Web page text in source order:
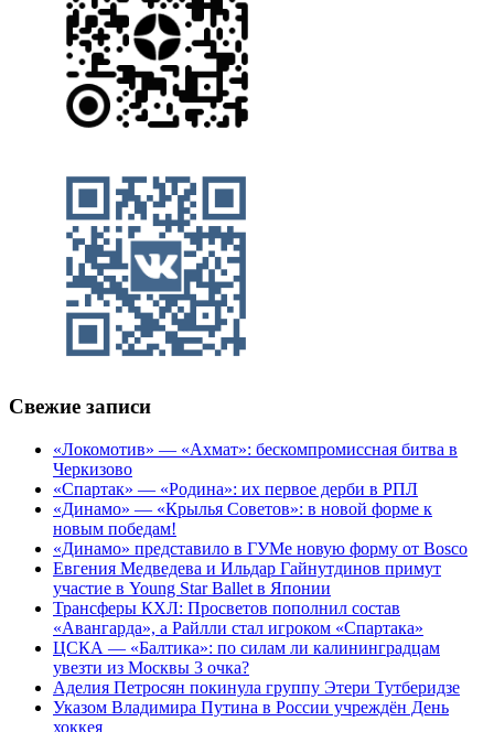
Свежие записи
«Локомотив» — «Ахмат»: бескомпромиссная битва в
Черкизово
«Спартак» — «Родина»: их первое дерби в РПЛ
«Динамо» — «Крылья Советов»: в новой форме к
новым победам!
«Динамо» представило в ГУМе новую форму от Bosco
Евгения Медведева и Ильдар Гайнутдинов примут
участие в Young Star Ballet в Японии
Трансферы КХЛ: Просветов пополнил состав
«Авангарда», а Райлли стал игроком «Спартака»
ЦСКА — «Балтика»: по силам ли калининградцам
увезти из Москвы 3 очка?
Аделия Петросян покинула группу Этери Тутберидзе
Указом Владимира Путина в России учреждён День
хоккея